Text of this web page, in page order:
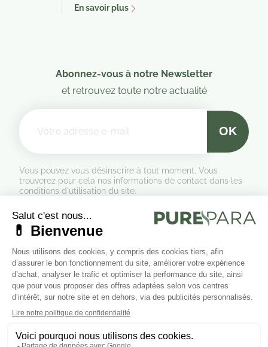
En savoir plus
Abonnez-vous à notre Newsletter
et retrouvez toute notre actualité
Vous pouvez vous désinscrire à tout moment. Vous
trouverez pour cela nos informations de contact dans les
conditions d'utilisation du site.
Formulaire de rétractation
Marchand approuvé par la Société des Avis Garantis,cliquez ici
pour vérifier
Suivez-nous sur les réseaux sociaux